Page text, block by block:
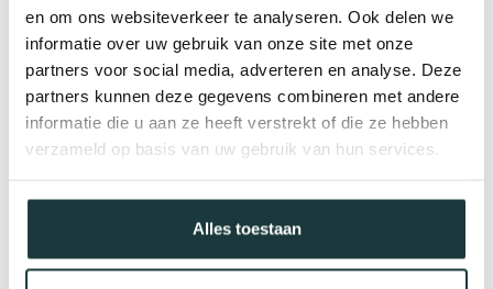
en om ons websiteverkeer te analyseren. Ook delen we
informatie over uw gebruik van onze site met onze
partners voor social media, adverteren en analyse. Deze
partners kunnen deze gegevens combineren met andere
informatie die u aan ze heeft verstrekt of die ze hebben
verzameld op basis van uw gebruik van hun services.
Alles toestaan
altijd de totale breedte in, van de buitenkant van de eerste
paal tot de buitenkant van de tweede paal. Rond de
breedte en hoogte altijd naar beneden af, op hele
centimeters. Bijvoorbeeld, bij 986,5 cm geef je 986 cm op.
De hoogte meet je vanaf de grond tot de bovenkant van
de hekpunten. Hekdelen hangen standaard 5 cm vrij van de
grond. Wil je een hek in een andere vorm, zoals een U- of L-
Onze hekwerken hebben een maximale breedte per sectie